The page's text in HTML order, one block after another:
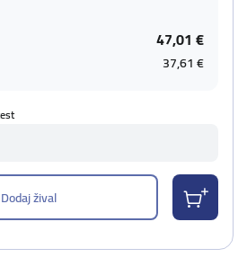
47,01 €
37,61 €
Dodaj žival